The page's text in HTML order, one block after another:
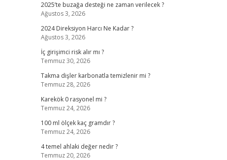
2025’te buzağa desteği ne zaman verilecek ?
Ağustos 3, 2026
2024 Direksiyon Harcı Ne Kadar ?
Ağustos 3, 2026
İç girişimci risk alır mı ?
Temmuz 30, 2026
Takma dişler karbonatla temizlenir mi ?
Temmuz 28, 2026
Karekök 0 rasyonel mi ?
Temmuz 24, 2026
100 ml ölçek kaç gramdır ?
Temmuz 24, 2026
4 temel ahlaki değer nedir ?
Temmuz 20, 2026